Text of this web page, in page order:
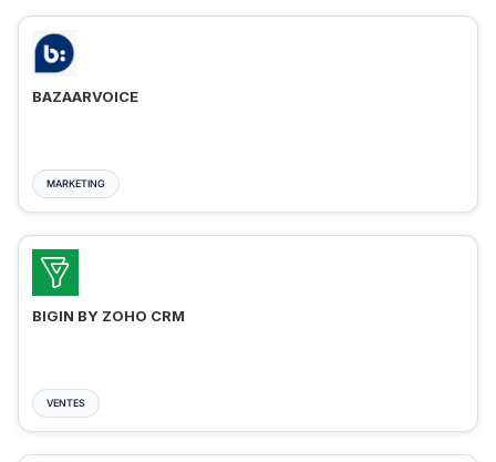
BAZAARVOICE
MARKETING
BIGIN BY ZOHO CRM
VENTES